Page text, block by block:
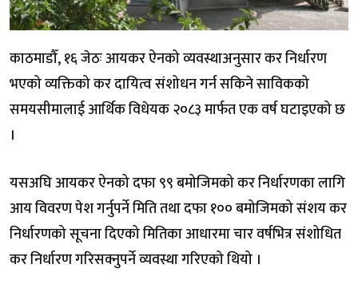
काठमाडौँ, १६ जेठः आयकर ऐनको व्यवस्थाअनुसार कर निर्धारण
भएको व्यक्तिको कर दायित्व संशोधन गर्न सकिने साविकको
समयसीमालाई आर्थिक विधेयक २०८३ मार्फत एक वर्ष घटाइएको छ
।
यसअघि आयकर ऐनको दफा ९९ बमोजिमको कर निर्धारणका लागि
आय विवरण पेश गर्नुपर्ने मिति तथा दफा १०० बमोजिमको संशय कर
निर्धारणको सूचना दिएको मितिका आधारमा चार वर्षभित्र संशोधित
कर निर्धारण गरिसक्नुपर्ने व्यवस्था गरिएको थियो ।